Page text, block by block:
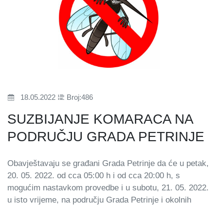
18.05.2022 Broj:486
SUZBIJANJE KOMARACA NA
PODRUČJU GRADA PETRINJE
Obavještavaju se građani Grada Petrinje da će u petak,
20. 05. 2022. od cca 05:00 h i od cca 20:00 h, s
mogućim nastavkom provedbe i u subotu, 21. 05. 2022.
u isto vrijeme, na području Grada Petrinje i okolnih